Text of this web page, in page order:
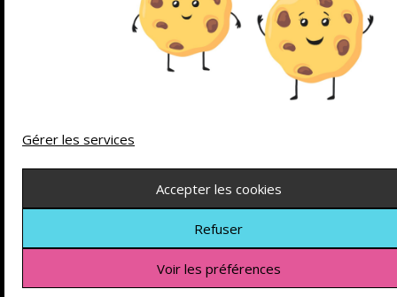
Gérer les services
Accepter les cookies
Refuser
Voir les préférences